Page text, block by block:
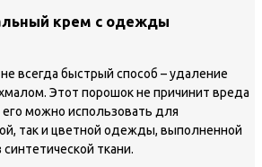
крем с одежды
всегда быстрый способ – удаление
Этот порошок не причинит вреда
можно использовать для
так и цветной одежды, выполненной
ткани.